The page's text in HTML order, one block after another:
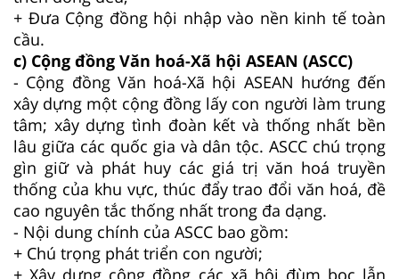
+ Đưa Cộng đồng hội nhập vào nền kinh tế toàn
cầu.
c) Cộng đồng Văn hoá-Xã hội ASEAN (ASCC)
- Cộng đồng Văn hoá-Xã hội ASEAN hướng đến
xây dựng một cộng đồng lấy con người làm trung
tâm; xây dựng tình đoàn kết và thống nhất bền
lâu giữa các quốc gia và dân tộc. ASCC chú trọng
gìn giữ và phát huy các giá trị văn hoá truyền
thống của khu vực, thúc đẩy trao đổi văn hoá, đề
cao nguyên tắc thống nhất trong đa dạng.
- Nội dung chính của ASCC bao gồm:
+ Chú trọng phát triển con người;
+ Xây dựng cộng đồng các xã hội đùm bọc lẫn